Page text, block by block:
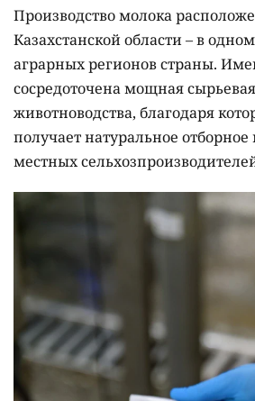
Производство молока
Казахстанской области – в
аграрных регионов страны.
сосредоточена мощная
животноводства, благодаря
получает натуральное отборное
местных